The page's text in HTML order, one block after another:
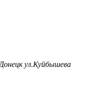
ул.Куйбышева